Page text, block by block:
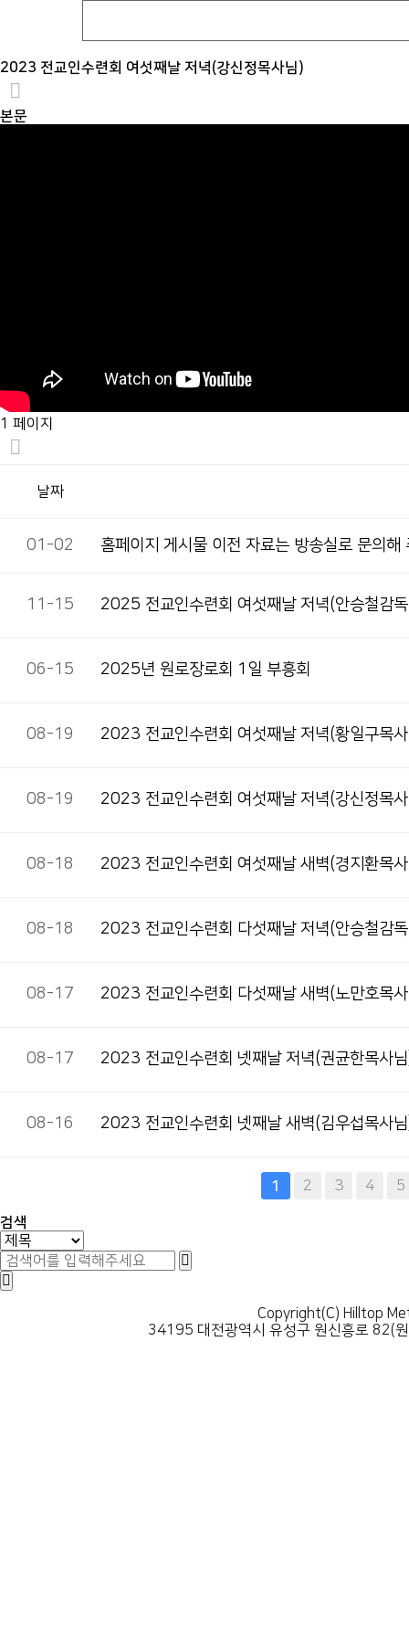
2023 전교인수련회 여섯째날 저녁(강신정목사님)
본문
1 페이지
날짜
01-02 홈페이지 게시물 이전 자료는 방송실로 문의해
11-15 2025 전교인수련회 여섯째날 저녁(안승철감
06-15 2025년 원로장로회 1일 부흥회
08-19 2023 전교인수련회 여섯째날 저녁(황일구목
08-19 2023 전교인수련회 여섯째날 저녁(강신정목
08-18 2023 전교인수련회 여섯째날 새벽(경지환목
08-18 2023 전교인수련회 다섯째날 저녁(안승철감
08-17 2023 전교인수련회 다섯째날 새벽(노만호목
08-17 2023 전교인수련회 넷째날 저녁(권균한목사
08-16 2023 전교인수련회 넷째날 새벽(김우섭목사
1 2 3 4 5
검색
Copyright(C) Hilltop
34195 대전광역시 유성구 원신흥로